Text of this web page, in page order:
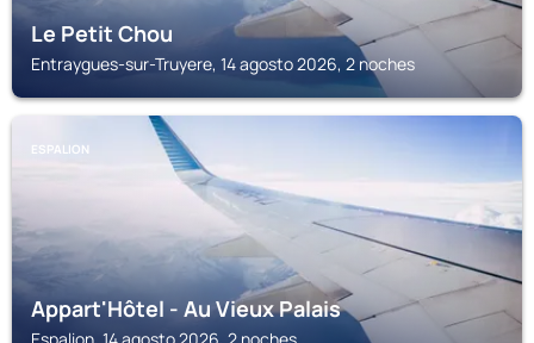
Le Petit Chou
Entraygues-sur-Truyere, 14 agosto 2026, 2 noches
ESPALION
Appart'Hôtel - Au Vieux Palais